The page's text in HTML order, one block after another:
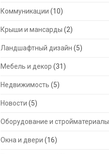
Коммуникации (10)
Крыши и мансарды (2)
Ландшафтный дизайн (5)
Мебель и декор (31)
Недвижимость (5)
Новости (5)
Оборудование и стройматериалы
Окна и двери (16)